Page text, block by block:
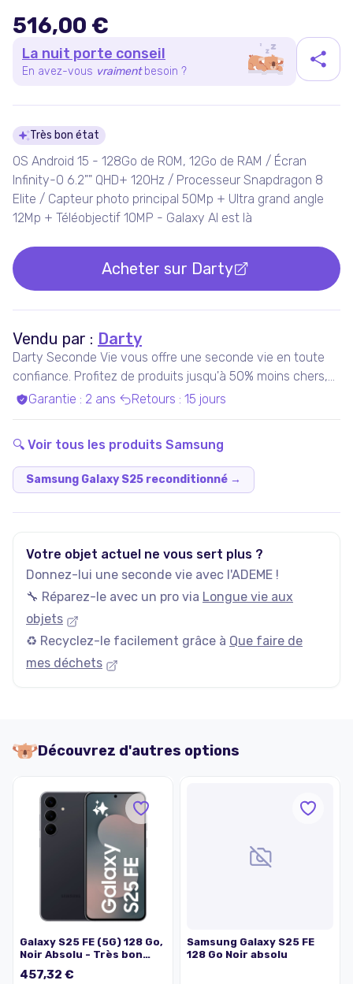
516,00 €
La nuit porte conseil
En avez-vous vraiment besoin ?
Détails du produit
Très bon état
OS Android 15 - 128Go de ROM, 12Go de RAM / Écran
Infinity-O 6.2"" QHD+ 120Hz / Processeur Snapdragon 8
Elite / Capteur photo principal 50Mp + Ultra grand angle
12Mp + Téléobjectif 10MP - Galaxy AI est là
Acheter sur Darty
Vendu par : Darty
Darty Seconde Vie vous offre une seconde vie en toute
confiance. Profitez de produits jusqu'à 50% moins chers,
pris en charge par nos experts qualifiés, dans nos ateliers
Garantie : 2 ans Retours : 15 jours
🔍 Voir tous les produits Samsung
Samsung Galaxy S25 reconditionné →
Votre objet actuel ne vous sert plus ?
Donnez-lui une seconde vie avec l'ADEME !
🔧 Réparez-le avec un pro via Longue vie aux
objets
♻️ Recyclez-le facilement grâce à Que faire de
mes déchets
Découvrez d'autres options
Galaxy S25 FE (5G) 128 Go,
Noir Absolu - Très bon
état
457,32 €
Samsung Galaxy S25 FE
128 Go Noir absolu